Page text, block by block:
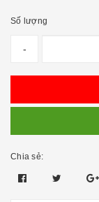
Số lượng
-
Chia sẻ: